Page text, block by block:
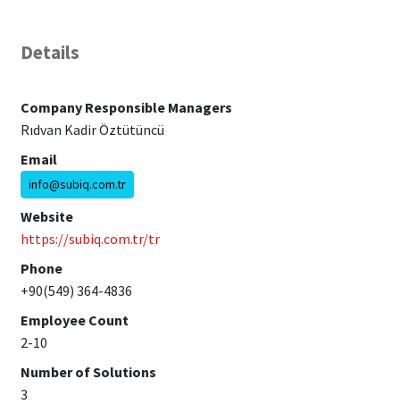
Details
Company Responsible Managers
Rıdvan Kadir Öztütüncü
Email
info@subiq.com.tr
Website
https://subiq.com.tr/tr
Phone
+90(549) 364-4836
Employee Count
2-10
Number of Solutions
3